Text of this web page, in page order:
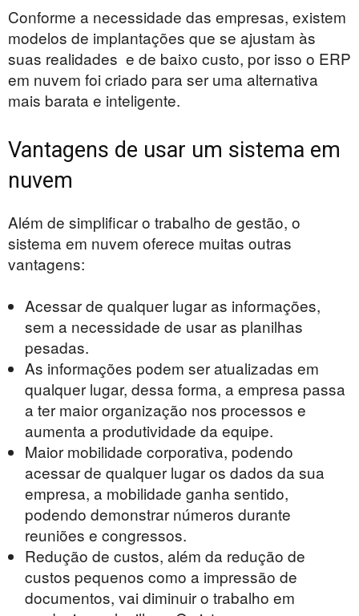
Conforme a necessidade das empresas, existem
modelos de implantações que se ajustam às
suas realidades e de baixo custo, por isso o ERP
em nuvem foi criado para ser uma alternativa
mais barata e inteligente.
Vantagens de usar um sistema em
nuvem
Além de simplificar o trabalho de gestão, o
sistema em nuvem oferece muitas outras
vantagens:
Acessar de qualquer lugar as informações,
sem a necessidade de usar as planilhas
pesadas.
As informações podem ser atualizadas em
qualquer lugar, dessa forma, a empresa passa
a ter maior organização nos processos e
aumenta a produtividade da equipe.
Maior mobilidade corporativa, podendo
acessar de qualquer lugar os dados da sua
empresa, a mobilidade ganha sentido,
podendo demonstrar números durante
reuniões e congressos.
Redução de custos, além da redução de
custos pequenos como a impressão de
documentos, vai diminuir o trabalho em